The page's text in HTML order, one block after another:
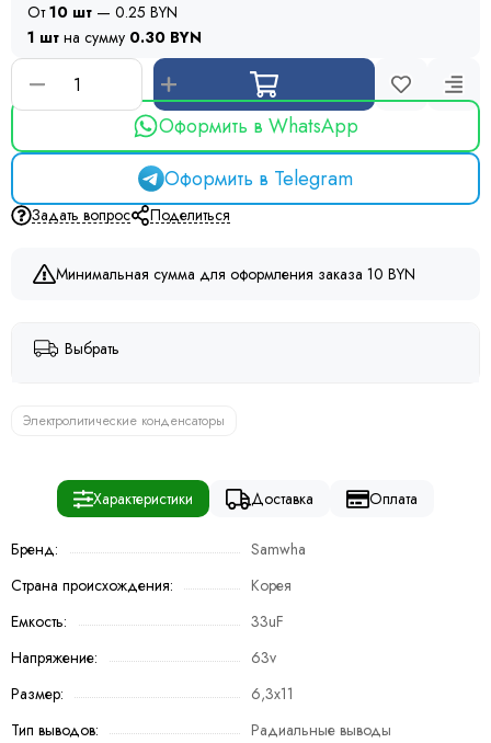
От10 шт — 0.25 BYN
1 шт на сумму 0.30 BYN
Оформить в WhatsApp
Оформить в Telegram
Задать вопрос Поделиться
Минимальная сумма для оформления заказа 10 BYN
Выбрать
Электролитические конденсаторы
Характеристики Доставка Оплата
Бренд:
Samwha
Страна происхождения:
Корея
Емкость:
33uF
Напряжение:
63v
Размер:
6,3x11
Тип выводов:
Радиальные выводы